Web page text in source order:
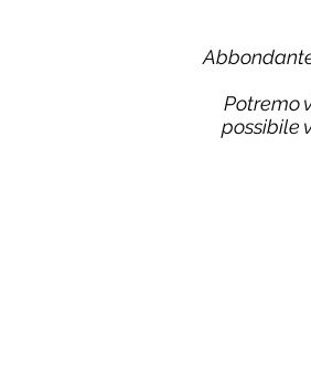
Potremo
possibile